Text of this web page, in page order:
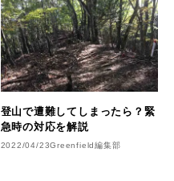
登山で遭難してしまったら？緊
急時の対応を解説
2022/04/23Greenfield編集部